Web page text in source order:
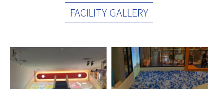
FACILITY GALLERY